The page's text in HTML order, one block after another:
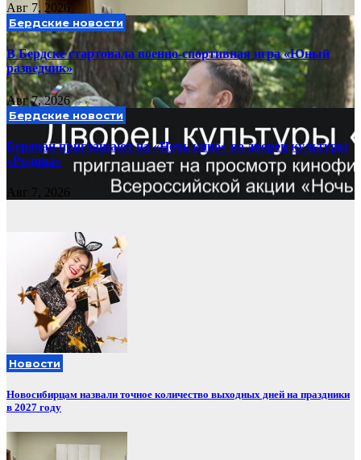
Авг 7, 2026
Бердские новости
В Бердске стартовала военно-спортивная игра «Юный
разведчик»
Авг 7, 2026
Бердские новости
Бердчан приглашают на «Ночь кино» во дворец культуры
«Родина»
Авг 7, 2026
Новости
Новосибирцам назвали точное количество выходных дней на праздники
в 2027 году